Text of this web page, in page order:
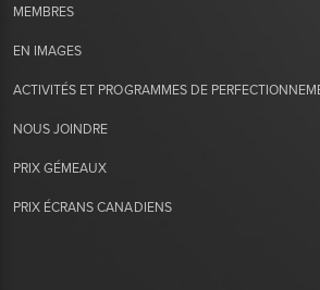
MEMBRES
EN IMAGES
ACTIVITÉS ET PROGRAMMES DE
NOUS JOINDRE
PRIX GÉMEAUX
PRIX ÉCRANS CANADIENS